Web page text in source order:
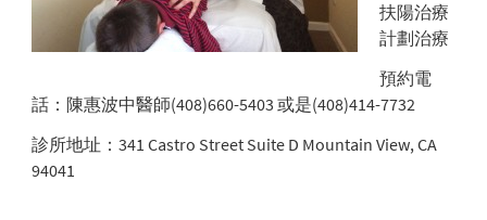
扶陽治療
計劃治療
預約電
話：陳惠波中醫師(408)660-5403 或是(408)414-7732
診所地址：341 Castro Street Suite D Mountain View, CA
94041